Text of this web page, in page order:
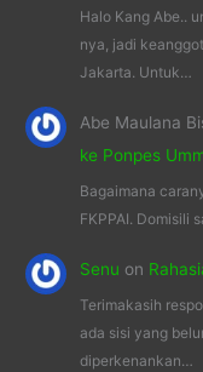
Halo Kang Abe..
nya, jadi
Jakarta. Untuk…
Abe Maulana
ke Ponpes
Bagaimana
FKPPAI. Domisili
Senu on
Terimakasih
ada sisi yang
diperkenankan…